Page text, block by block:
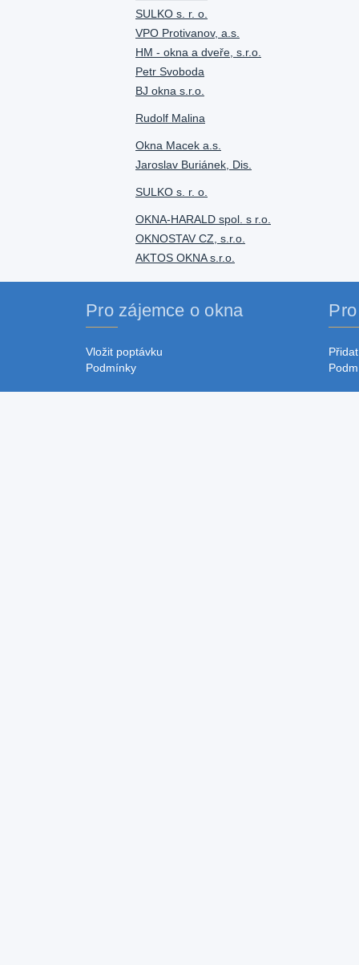
SULKO s. r. o.
VPO Protivanov, a.s.
HM - okna a dveře, s.r.o.
Petr Svoboda
BJ okna s.r.o.
Rudolf Malina
Okna Macek a.s.
Jaroslav Buriánek, Dis.
SULKO s. r. o.
OKNA-HARALD spol. s r.o.
OKNOSTAV CZ, s.r.o.
AKTOS OKNA s.r.o.
Pro zájemce o okna
Vložit poptávku
Podmínky